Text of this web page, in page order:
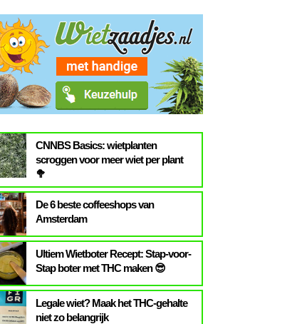
CNNBS Basics: wietplanten
scroggen voor meer wiet per plant
🥦
De 6 beste coffeeshops van
Amsterdam
Ultiem Wietboter Recept: Stap-voor-
Stap boter met THC maken 😎
Legale wiet? Maak het THC-gehalte
niet zo belangrijk